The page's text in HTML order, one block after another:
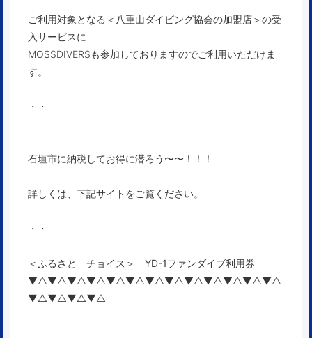
ご利用対象となる＜八重山ダイビング協会の加盟店＞の受
入サービスに
MOSSDIVERSも参加しておりますのでご利用いただけま
す。
・・
石垣市に納税してお得に潜ろう〜〜！！！
詳しくは、下記サイトをご覧ください。
・・
＜ふるさと チョイス＞ YD-1ファンダイブ利用券
▼△▼△▼△▼△▼△▼△▼△▼△▼△▼△▼△▼△▼△
▼△▼△▼△▼△